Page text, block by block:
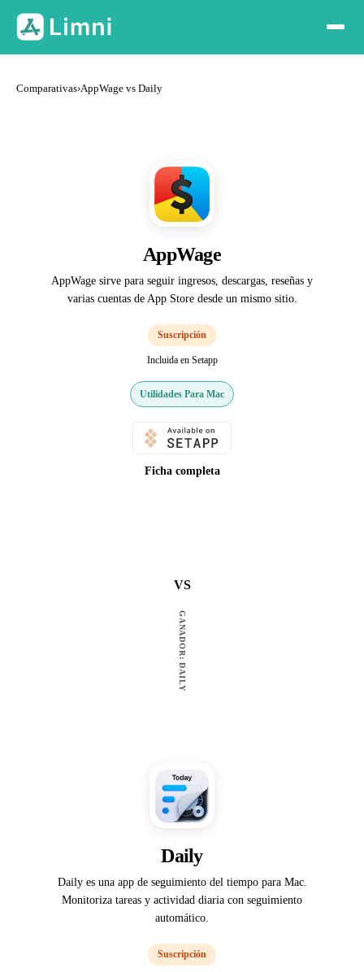
Comparativas›AppWage vs Daily
AppWage
AppWage sirve para seguir ingresos, descargas, reseñas y
varias cuentas de App Store desde un mismo sitio.
Suscripción
Incluida en Setapp
Utilidades Para Mac
Ficha completa
VS
GANADOR: DAILY
Daily
Daily es una app de seguimiento del tiempo para Mac.
Monitoriza tareas y actividad diaria con seguimiento
automático.
Suscripción